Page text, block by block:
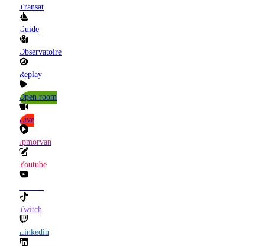
Transat
Guide
Observatoire
Replay
Open room
Live
Jpmorvan
Youtube
Twitch
Linkedin